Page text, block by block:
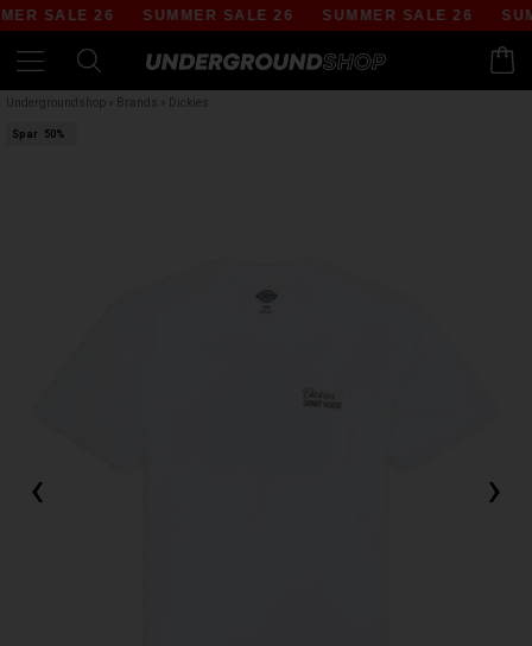
SALE 26 SUMMER SALE 26 SUMMER SALE 26
Undergroundshop Brands Dickies
Spar 50%
‹ ›